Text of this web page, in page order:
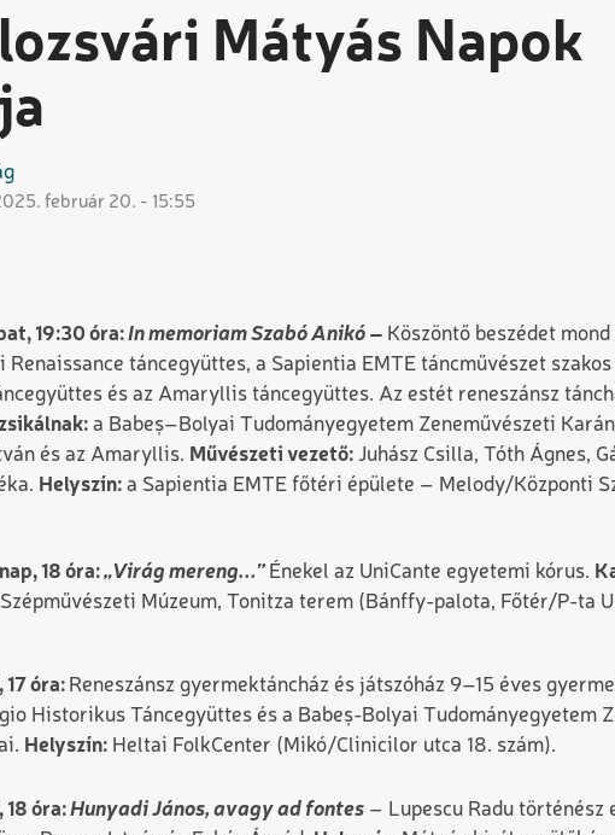
Mátyás Napok
február 20. - 15:55
19:30 óra:In memoriam Szabó Anikó – Köszöntő beszédet
Renaissance táncegyüttes, a Sapientia EMTE táncművészet
és az Amaryllis táncegyüttes. Az estét reneszánsz
a Babeș–Bolyai Tudományegyetem Zeneművészeti
és az Amaryllis. Művészeti vezető: Juhász Csilla, Tóth Ágnes,
Helyszín: a Sapientia EMTE főtéri épülete – Melody/Központi
18 óra:„Virág mereng...” Énekel az UniCante egyetemi kórus.
Szépművészeti Múzeum, Tonitza terem (Bánffy-palota, Főtér/P-ta
óra: Reneszánsz gyermektáncház és játszóház 9–15 éves
Historikus Táncegyüttes és a Babeș-Bolyai Tudományegyetem
Helyszín: Heltai FolkCenter (Mikó/Clinicilor utca 18. szám).
óra:Hunyadi János, avagy ad fontes – Lupescu Radu történész